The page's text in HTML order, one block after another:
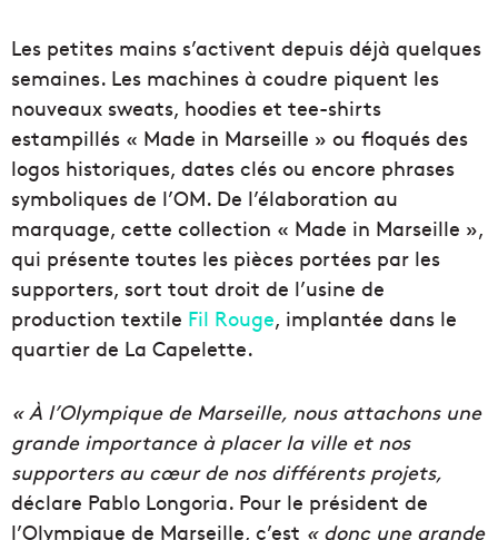
Les petites mains s’activent depuis déjà quelques
semaines. Les machines à coudre piquent les
nouveaux sweats, hoodies et tee-shirts
estampillés « Made in Marseille » ou floqués des
logos historiques, dates clés ou encore phrases
symboliques de l’OM. De l’élaboration au
marquage, cette collection « Made in Marseille »,
qui présente toutes les pièces portées par les
supporters, sort tout droit de l’usine de
production textile Fil Rouge, implantée dans le
quartier de La Capelette.
« À l’Olympique de Marseille, nous attachons une
grande importance à placer la ville et nos
supporters au cœur de nos différents projets,
déclare Pablo Longoria. Pour le président de
l’Olympique de Marseille, c’est « donc une grande